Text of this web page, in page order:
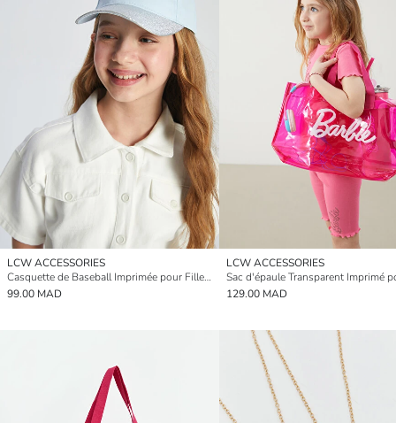
LCW ACCESSORIES
Casquette de Baseball Imprimée pour Filles Frozen
99.00 MAD
LCW ACCESSORIES
129.00 MAD